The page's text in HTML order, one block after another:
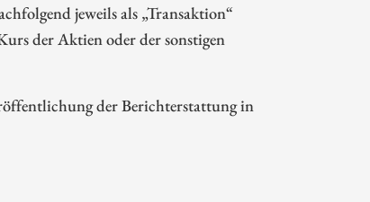
jeweils als „Transaktion“
der Aktien oder der sonstigen
der Berichterstattung in